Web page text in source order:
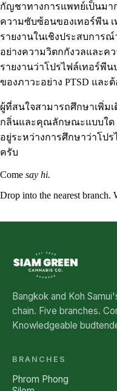
กัญชาทางการแพทย์เป็นมา
ความซับซ้อนของเทอร์พีน
รายงานในเชิงประสบการ
อย่างความวิตกกังวลและค
รายงานว่าโปรไฟล์เทอร์พี
ของภาวะอย่าง PTSD และ
ผู้ที่สนใจสามารถศึกษาเพิ่ม
กลิ่นและคุณลักษณะแบบใด
อยู่ระหว่างการศึกษาว่าโป
ครับ
Come say hi.
Drop into the nearest branch.
Bangkok and Koh
chain. Five branches.
Knowledgeable
BRANCHES
Phrom Phong